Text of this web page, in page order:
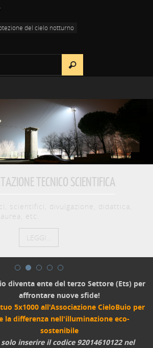
del cielo notturno
TECNICO SCIENTIFICA
scientifici, divulgazione, didattica,
etc.
LEGGI...
diventa ente del terzo Settore (Ets) per
affrontare nuove sfide!
5x1000 all'Associazione CieloBuio per
la differenza nell'illuminazione eco-
sostenibile
inserire il codice 92014610122 nel